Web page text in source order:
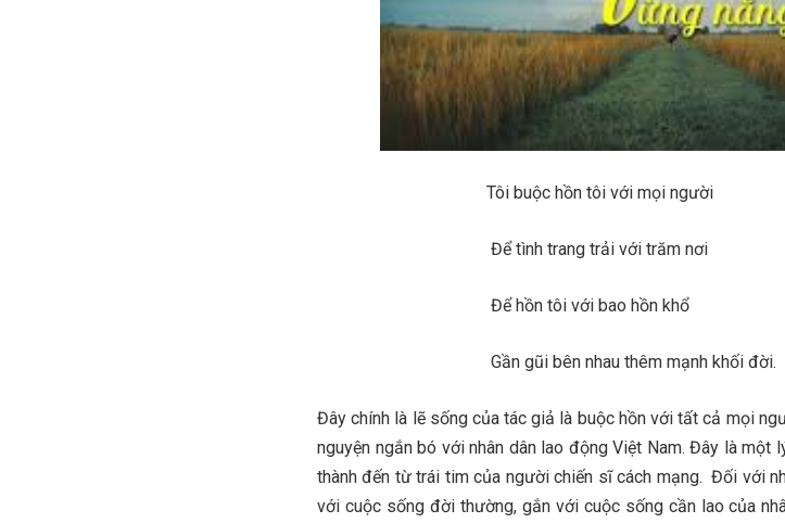
Tôi buộc hồn tôi với mọi người
Để tình trang trải với trăm nơi
Để hồn tôi với bao hồn khổ
Gần gũi bên nhau thêm mạnh khối đời.
Đây chính là lẽ sống của tác giả là buộc hồn với tất cả mọi
nguyện ngắn bó với nhân dân lao động Việt Nam. Đây là một
thành đến từ trái tim của người chiến sĩ cách mạng. Đối với
với cuộc sống đời thường, gắn với cuộc sống cần lao của